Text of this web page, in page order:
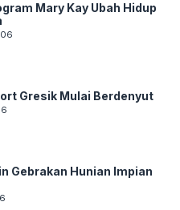
Mary Kay Ubah Hidup
Gresik Mulai Berdenyut
Gebrakan Hunian Impian